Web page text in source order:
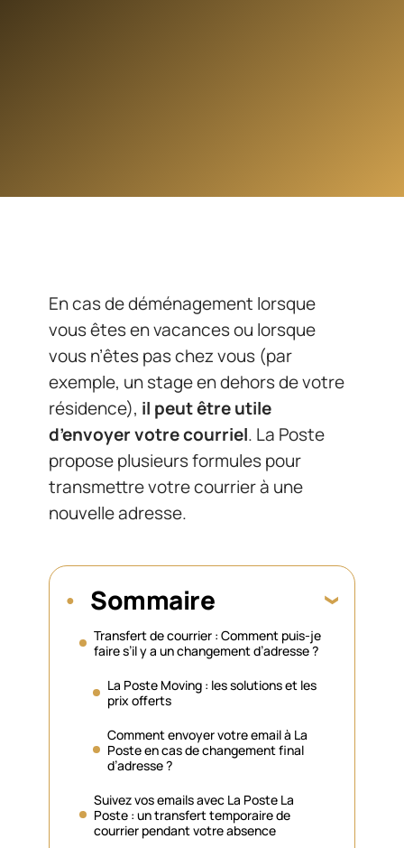
En cas de déménagement lorsque
vous êtes en vacances ou lorsque
vous n’êtes pas chez vous (par
exemple, un stage en dehors de votre
résidence), il peut être utile
d’envoyer votre courriel. La Poste
propose plusieurs formules pour
transmettre votre courrier à une
nouvelle adresse.
Sommaire
Transfert de courrier : Comment puis-je
faire s’il y a un changement d’adresse ?
La Poste Moving : les solutions et les
prix offerts
Comment envoyer votre email à La
Poste en cas de changement final
d’adresse ?
Suivez vos emails avec La Poste La
Poste : un transfert temporaire de
courrier pendant votre absence